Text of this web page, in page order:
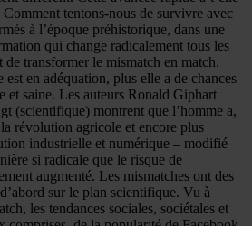
tentons-nous de survivre avec
à l’époque préhistorique, dans une
qui change radicalement tous les
transformer le mismatch en match.
est en adéquation, plus elle a de chances
et saine. Les auteurs Ronald Giphart
(scientifique) montrent que l’homme a,
révolution agricole et encore plus
industrielle et numérique – modifié
si radicale que le risque de
augmenté. Les mismatches ont des
sur le plan scientifique. Vu à
les tendances sociales, sociétales et